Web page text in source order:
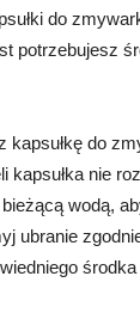
do
potrzebujesz
do
nie
wodą,
ubranie
środka